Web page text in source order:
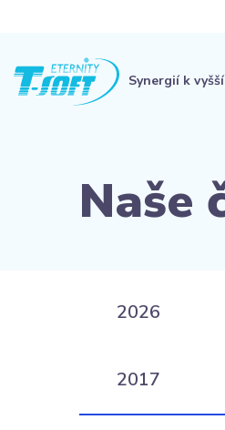
Synergií k
Naše
2026
2017